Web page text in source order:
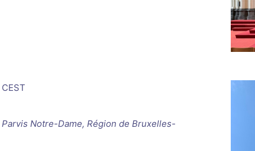
CEST
Parvis Notre-Dame, Région de Bruxelles-